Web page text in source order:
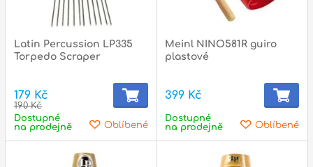
Latin Percussion LP335
Torpedo Scraper
179 Kč
190 Kč
Oblíbené
Dostupné
na prodejně
Meinl NINO581R guiro
plastové
399 Kč
Oblíbené
Dostupné
na prodejně